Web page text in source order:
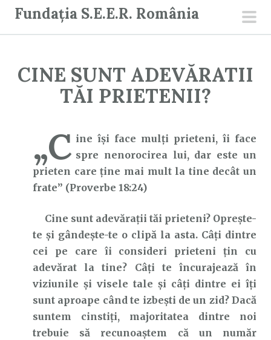
Fundația S.E.E.R. România
CINE SUNT ADEVĂRATII
TĂI PRIETENII?
„C ine îşi face mulţi prieteni, îi face
spre nenorocirea lui, dar este un
prieten care ţine mai mult la tine decât un
frate” (Proverbe 18:24)
Cine sunt adevărații tăi prieteni? Oprește-
te și gândește-te o clipă la asta. Câți dintre
cei pe care îi consideri prieteni țin cu
adevărat la tine? Câți te încurajează în
viziunile și visele tale și câți dintre ei îți
sunt aproape când te izbești de un zid? Dacă
suntem cinstiți, majoritatea dintre noi
trebuie să recunoaștem că un număr